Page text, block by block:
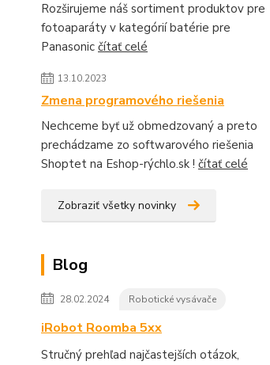
Rozširujeme náš sortiment produktov pre
fotoaparáty v kategórií batérie pre
Panasonic čítať celé
13.10.2023
Zmena programového riešenia
Nechceme byť už obmedzovaný a preto
prechádzame zo softwarového riešenia
Shoptet na Eshop-rýchlo.sk ! čítať celé
Zobraziť všetky novinky
Blog
28.02.2024 Robotické vysávače
iRobot Roomba 5xx
Stručný prehľad najčastejších otázok,